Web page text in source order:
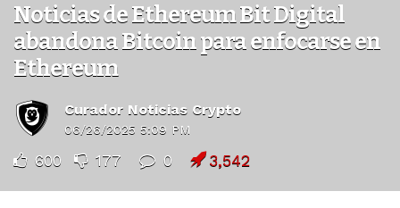
Noticias de Ethereum Bit Digital
abandona Bitcoin para enfocarse en
Ethereum
Curador Noticias Crypto
06/26/2025 5:09 PM
600 177 0 3,542